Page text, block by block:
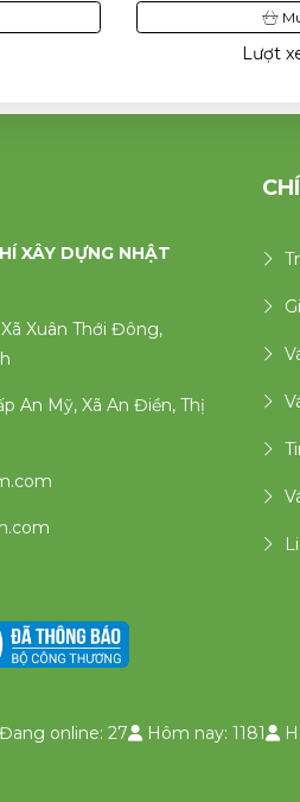
Lượt
XÂY DỰNG NHẬT
Xuân Thới Đông,
An Mỹ, Xã An Điền, Thị
Đang online: 27 Hôm nay: 1181